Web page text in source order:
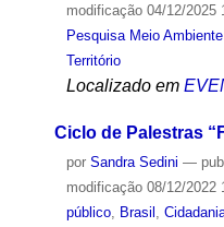
modificação04/12/2025
Pesquisa Meio
Território
Localizado em
Ciclo de Palestras
por Sandra Sedini —
modificação08/12/2022
público, Brasil